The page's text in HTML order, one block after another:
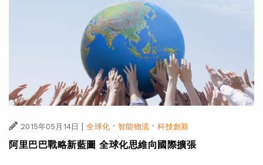
2015年05月14日 | 全球化·智能物流·科技創新
阿里巴巴戰略新藍圖 全球化思維向國際擴張